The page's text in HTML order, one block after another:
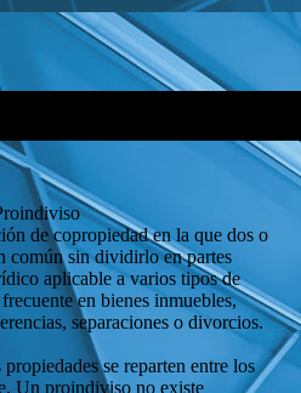
de copropiedad en la que dos o
común sin dividirlo en partes
aplicable a varios tipos de
en bienes inmuebles,
separaciones o divorcios.
se reparten entre los
Un proindiviso no existe